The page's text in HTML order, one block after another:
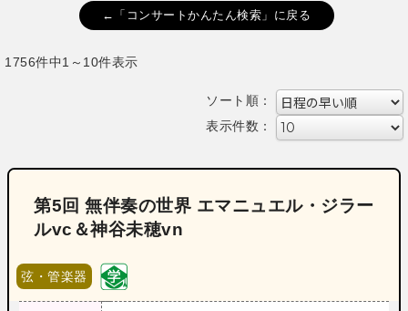
←「コンサートかんたん検索」に戻る
1756件中1～10件表示
ソート順：
表示件数：
第5回 無伴奏の世界 エマニュエル・ジラー
ルvc＆神谷未穂vn
弦・管楽器